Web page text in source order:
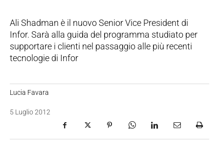
Ali Shadman è il nuovo Senior Vice President di
Infor. Sarà alla guida del programma studiato per
supportare i clienti nel passaggio alle più recenti
tecnologie di Infor
Lucia Favara
5 Luglio 2012